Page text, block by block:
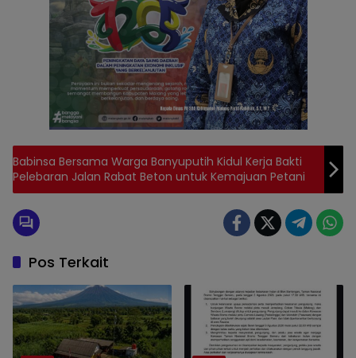
Babinsa Bersama Warga Banyuputih Kidul Kerja Bakti
Pelebaran Jalan Rabat Beton untuk Kemajuan Petani
Pos Terkait